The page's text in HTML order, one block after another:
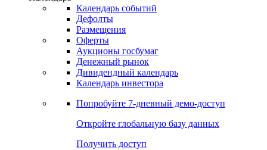
Откройте глобальную базу данных
Получить доступ
Календарь
Календарь событий
Дефолты
Размещения
Оферты
Денежный рынок
Календарь инвестора
Попробуйте7-дневный